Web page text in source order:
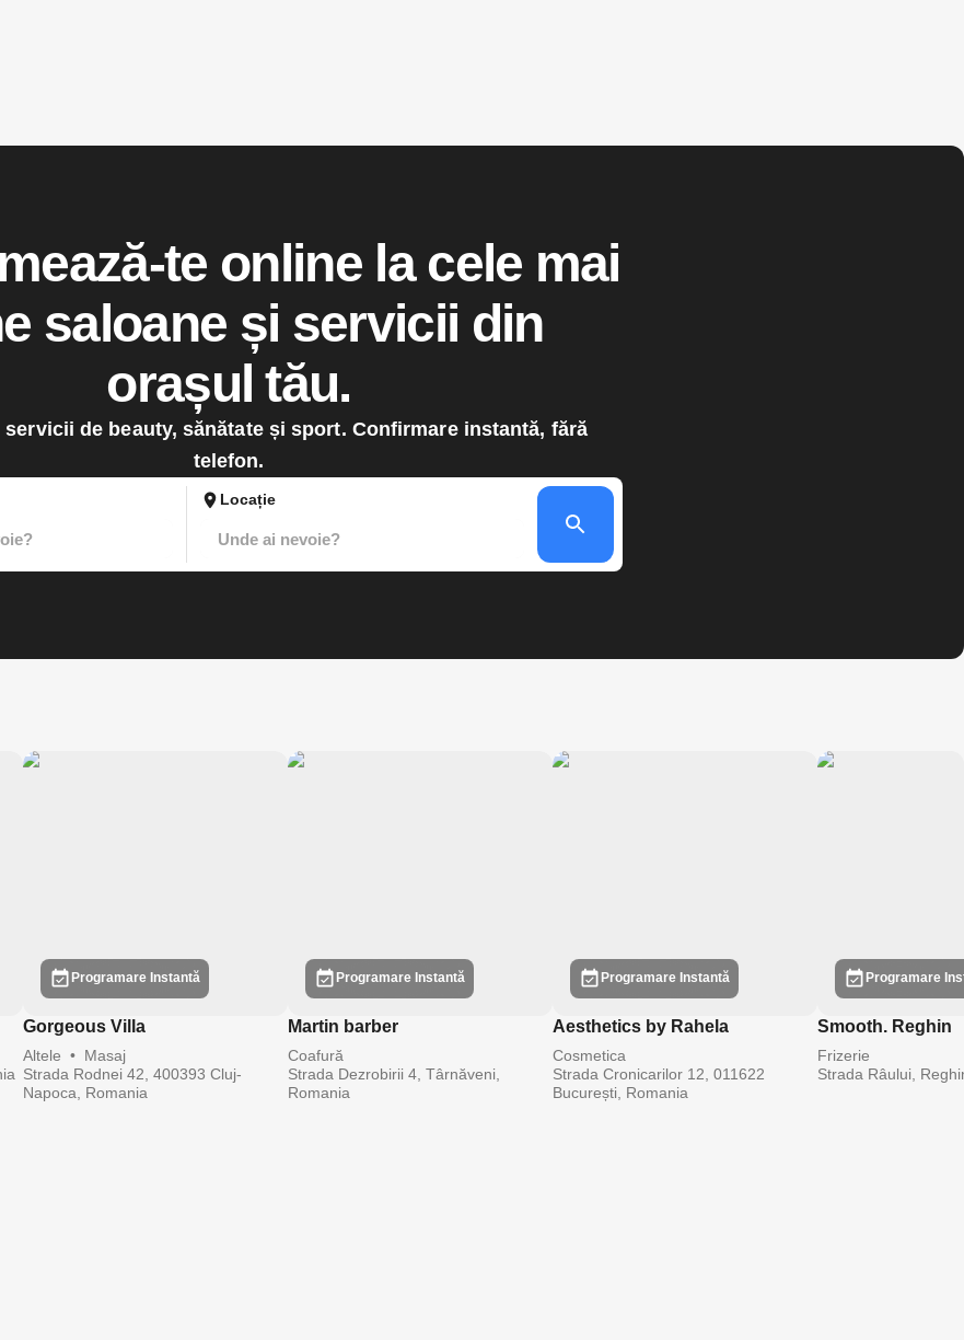
te online la cele mai
saloane și servicii din
orașul tău.
servicii de beauty, sănătate și sport. Confirmare instantă, fără
telefon.
Locație
Programare Instantă
Gorgeous Villa
Altele • Masaj
Strada Rodnei 42, 400393 Cluj-
Napoca, Romania
Programare Instantă
Martin barber
Coafură
Strada Dezrobirii 4, Târnăveni,
Romania
Programare Instantă
Aesthetics by Rahela
Cosmetica
Strada Cronicarilor 12, 011622
București, Romania
Programare
Smooth. Reghin
Frizerie
Strada Râului,